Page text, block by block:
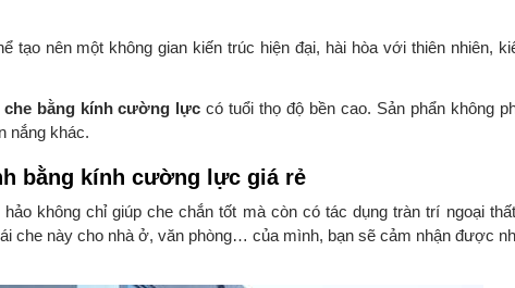
tạo nên một không gian kiến trúc hiện đại, hài hòa với thiên nhiên,
che bằng kính cường lực có tuổi thọ độ bền cao. Sản phẩn không
nắng khác.
bằng kính cường lực giá rẻ
không chỉ giúp che chắn tốt mà còn có tác dụng tràn trí ngoại
che này cho nhà ở, văn phòng… của mình, bạn sẽ cảm nhận được